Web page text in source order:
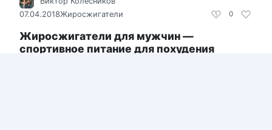
0
07.04.2018Жиросжигатели
Жиросжигатели для мужчин —
спортивное питание для похудения